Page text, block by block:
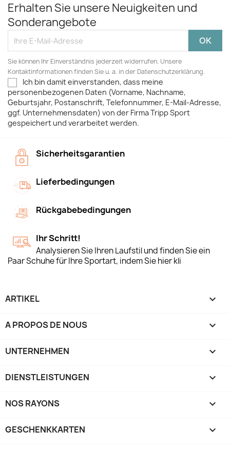
Erhalten Sie unsere Neuigkeiten und
Sonderangebote
Sie können Ihr Einverständnis jederzeit widerrufen. Unsere
Kontaktinformationen finden Sie u. a. in der Datenschutzerklärung.
Ich bin damit einverstanden, dass meine
personenbezogenen Daten (Vorname, Nachname,
Geburtsjahr, Postanschrift, Telefonnummer, E-Mail-Adresse,
ggf. Unternehmensdaten) von der Firma Tripp Sport
gespeichert und verarbeitet werden.
Sicherheitsgarantien
Lieferbedingungen
Rückgabebedingungen
Ihr Schritt!
Analysieren Sie Ihren Laufstil und finden Sie ein
Paar Schuhe für Ihre Sportart, indem Sie hier kli
ARTIKEL 
A PROPOS DE NOUS 
UNTERNEHMEN 
DIENSTLEISTUNGEN 
NOS RAYONS 
GESCHENKKARTEN 